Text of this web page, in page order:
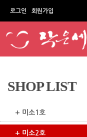
로그인 회원가입
SHOP LIST
+ 미소1호
+ 미소2호